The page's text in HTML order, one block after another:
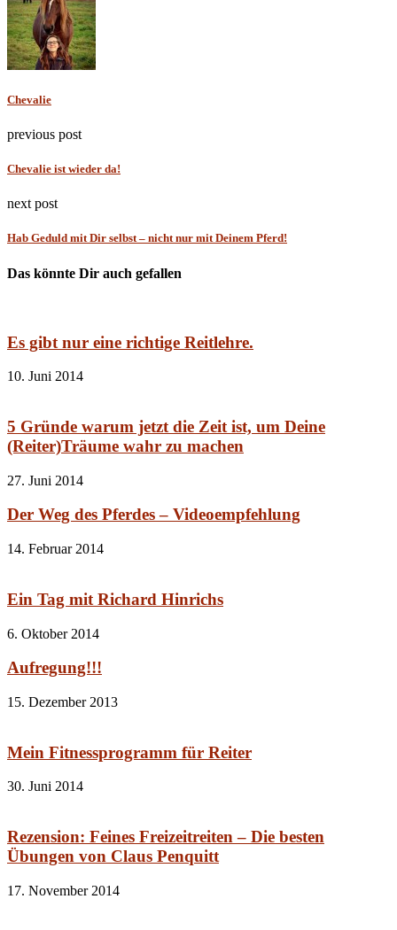
Chevalie
previous post
Chevalie ist wieder da!
next post
Hab Geduld mit Dir selbst – nicht nur mit Deinem Pferd!
Das könnte Dir auch gefallen
Es gibt nur eine richtige Reitlehre.
10. Juni 2014
5 Gründe warum jetzt die Zeit ist, um Deine
(Reiter)Träume wahr zu machen
27. Juni 2014
Der Weg des Pferdes – Videoempfehlung
14. Februar 2014
Ein Tag mit Richard Hinrichs
6. Oktober 2014
Aufregung!!!
15. Dezember 2013
Mein Fitnessprogramm für Reiter
30. Juni 2014
Rezension: Feines Freizeitreiten – Die besten
Übungen von Claus Penquitt
17. November 2014